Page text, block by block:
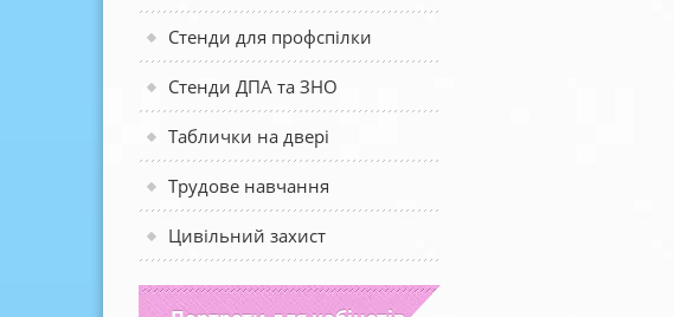
Стенди для профспілки
Стенди ДПА та ЗНО
Таблички на двері
Трудове навчання
Цивільний захист